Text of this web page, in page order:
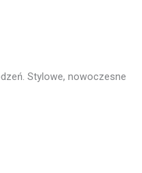
Stylowe, nowoczesne